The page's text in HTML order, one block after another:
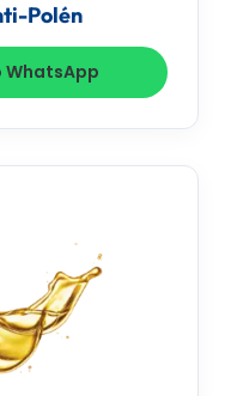
Polén
WhatsApp